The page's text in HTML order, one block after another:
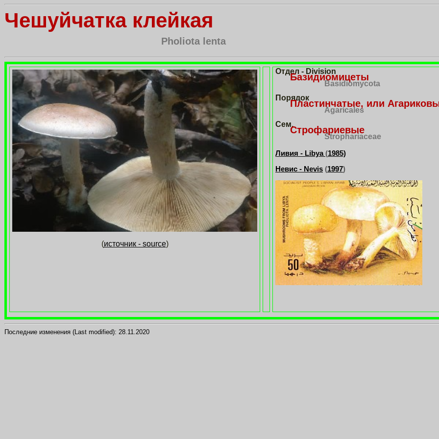
Чешуйчатка клейкая
Pholiota lenta
(источник - source)
Отдел - Division
Базидиомицеты
Basidiomycota
Порядок
Пластинчатые, или
Agaricales
Сем.
Строфариевые
Strophariaceae
Ливия - Libya(1985)
Невис - Nevis (1997)
Последние изменения (Last modified): 28.11.2020